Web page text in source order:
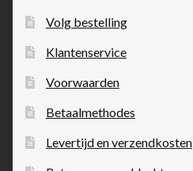
Volg bestelling
Klantenservice
Voorwaarden
Betaalmethodes
Levertijd en verzendkosten